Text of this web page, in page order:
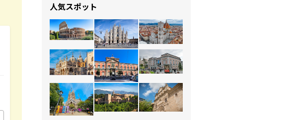
人気スポット